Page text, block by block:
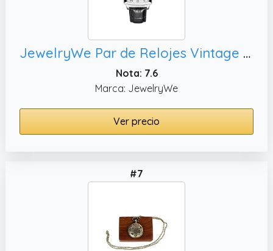
JewelryWe Par de Relojes Vintage para Parejas de Amistad de Piel, Tipo3-negro/blanco Reloj
Nota: 7.6
Marca: JewelryWe
Ver precio
#7